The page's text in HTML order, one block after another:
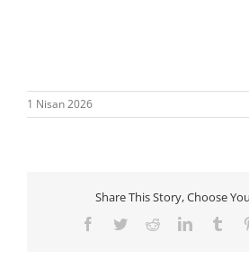
1 Nisan 2026
Share This Story, Choose
Facebook
TwitterRedditLinkedIn